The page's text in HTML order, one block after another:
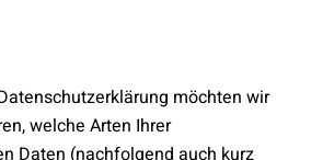
möchten wir
welche Arten Ihrer
Daten (nachfolgend auch kurz